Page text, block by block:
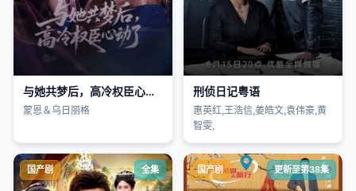
与她共梦后，高冷权臣心动了
蒙恩＆乌日丽格
刑侦日记粤语
惠英红,王浩信,姜皓文,袁伟豪,黄
智雯,
国产剧 全集 国产剧 更新至第38集